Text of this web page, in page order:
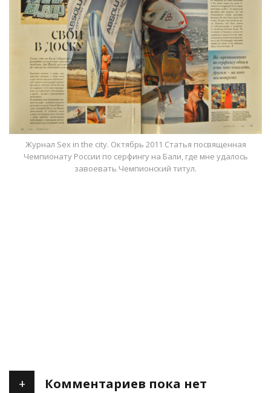
Журнал Sex in the city. Октябрь 2011 Статья посвященная
Чемпионату России по серфингу на Бали, где мне удалось
завоевать Чемпионский титул.
+ Комментариев пока нет